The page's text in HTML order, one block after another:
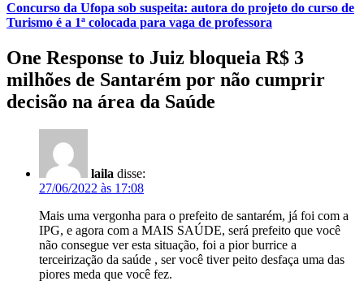
Concurso da Ufopa sob suspeita: autora do projeto do curso de
Turismo é a 1ª colocada para vaga de professora
One Response to Juiz bloqueia R$ 3
milhões de Santarém por não cumprir
decisão na área da Saúde
laila disse:
27/06/2022 às 17:08
Mais uma vergonha para o prefeito de santarém, já foi com a
IPG, e agora com a MAIS SAÚDE, será prefeito que você
não consegue ver esta situação, foi a pior burrice a
terceirização da saúde , ser você tiver peito desfaça uma das
piores meda que você fez.